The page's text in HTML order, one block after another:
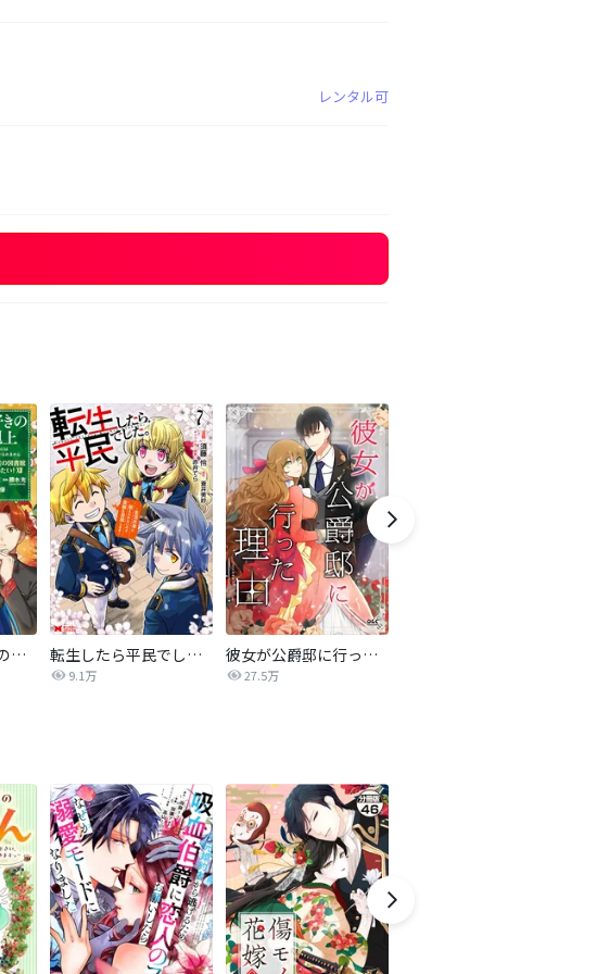
レンタル可
【マンガ】本好きの下剋上 第四部 転生したら平民でした。～生活水準に耐えられないので貴族を目指します～（コミック）
9.1万
彼女が公爵邸に行った理由【タテヨミ】
27.5万